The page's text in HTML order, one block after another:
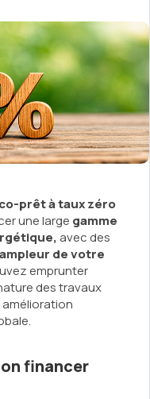
prêt à taux zéro
une large gamme
avec des
de votre
emprunter
des travaux
financer